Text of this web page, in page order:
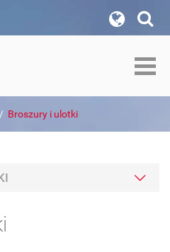
wyszukiwania
w witrynie
/ Broszury i ulotki